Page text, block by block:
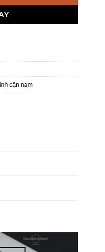
cận nam